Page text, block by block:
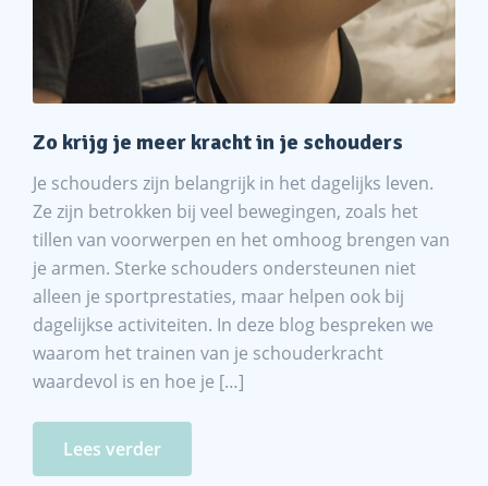
Zo krijg je meer kracht in je schouders
Je schouders zijn belangrijk in het dagelijks leven.
Ze zijn betrokken bij veel bewegingen, zoals het
tillen van voorwerpen en het omhoog brengen van
je armen. Sterke schouders ondersteunen niet
alleen je sportprestaties, maar helpen ook bij
dagelijkse activiteiten. In deze blog bespreken we
waarom het trainen van je schouderkracht
waardevol is en hoe je […]
Lees verder